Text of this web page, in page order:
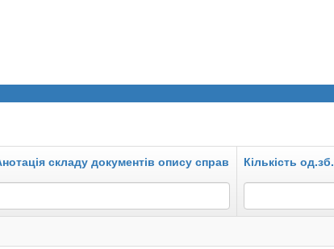
складу документів опису справ Кількість од.зб.